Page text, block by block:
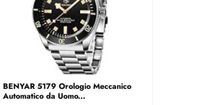
BENYAR 5179 Orologio Meccanico
Automatico da Uomo...